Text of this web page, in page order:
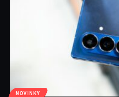
NOVINKY